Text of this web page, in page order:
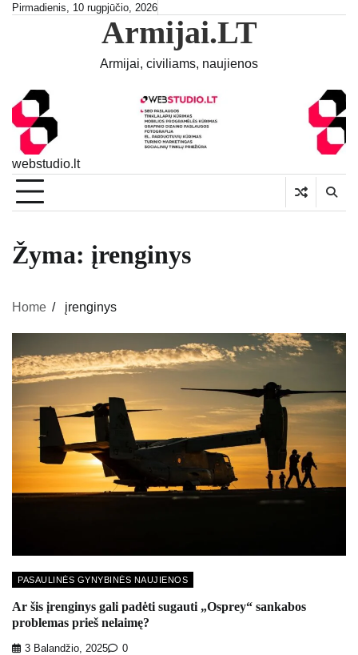
SkipPirmadienis, 10 rugpjūčio, 2026
Armijai.LT
Armijai, civiliams, naujienos
webstudio.lt
Žyma: įrenginys
Home įrenginys
PASAULINĖS GYNYBINĖS NAUJIENOS
Ar šis įrenginys gali padėti sugauti „Osprey“ sankabos
problemas prieš nelaimę?
3 Balandžio, 2025 0